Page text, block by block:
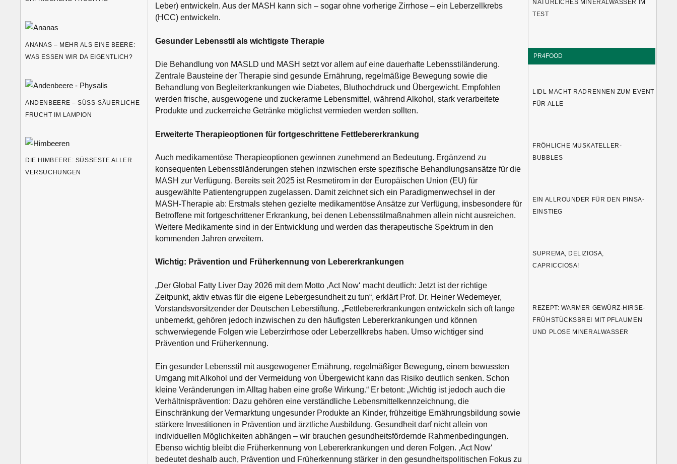
Leber) entwickeln. Aus der MASH kann sich – sogar ohne vorherige Zirrhose – ein Leberzellkrebs
(HCC) entwickeln.
Gesunder Lebensstil als wichtigste Therapie
Die Behandlung von MASLD und MASH setzt vor allem auf eine dauerhafte Lebensstiländerung.
Zentrale Bausteine der Therapie sind gesunde Ernährung, regelmäßige Bewegung sowie die
Behandlung von Begleiterkrankungen wie Diabetes, Bluthochdruck und Übergewicht. Empfohlen
werden frische, ausgewogene und zuckerarme Lebensmittel, während Alkohol, stark verarbeitete
Produkte und zuckerreiche Getränke möglichst vermieden werden sollten.
Erweiterte Therapieoptionen für fortgeschrittene Fettlebererkrankung
Auch medikamentöse Therapieoptionen gewinnen zunehmend an Bedeutung. Ergänzend zu
konsequenten Lebensstiländerungen stehen inzwischen erste spezifische Behandlungsansätze für die
MASH zur Verfügung. Bereits seit 2025 ist Resmetirom in der Europäischen Union (EU) für
ausgewählte Patientengruppen zugelassen. Damit zeichnet sich ein Paradigmenwechsel in der
MASH-Therapie ab: Erstmals stehen gezielte medikamentöse Ansätze zur Verfügung, insbesondere für
Betroffene mit fortgeschrittener Erkrankung, bei denen Lebensstilmaßnahmen allein nicht ausreichen.
Weitere Medikamente sind in der Entwicklung und werden das therapeutische Spektrum in den
kommenden Jahren erweitern.
Wichtig: Prävention und Früherkennung von Lebererkrankungen
„Der Global Fatty Liver Day 2026 mit dem Motto ‚Act Now‘ macht deutlich: Jetzt ist der richtige
Zeitpunkt, aktiv etwas für die eigene Lebergesundheit zu tun“, erklärt Prof. Dr. Heiner Wedemeyer,
Vorstandsvorsitzender der Deutschen Leberstiftung. „Fettlebererkrankungen entwickeln sich oft lange
unbemerkt, gehören jedoch inzwischen zu den häufigsten Lebererkrankungen und können
schwerwiegende Folgen wie Leberzirrhose oder Leberzellkrebs haben. Umso wichtiger sind
Prävention und Früherkennung.
Ein gesunder Lebensstil mit ausgewogener Ernährung, regelmäßiger Bewegung, einem bewussten
Umgang mit Alkohol und der Vermeidung von Übergewicht kann das Risiko deutlich senken. Schon
kleine Veränderungen im Alltag haben eine große Wirkung.“ Er betont: „Wichtig ist jedoch auch die
Verhältnisprävention: Dazu gehören eine verständliche Lebensmittelkennzeichnung, die
Einschränkung der Vermarktung ungesunder Produkte an Kinder, frühzeitige Ernährungsbildung sowie
stärkere Investitionen in Prävention und ärztliche Ausbildung. Gesundheit darf nicht allein von
individuellen Möglichkeiten abhängen – wir brauchen gesundheitsfördernde Rahmenbedingungen.
Ebenso wichtig bleibt die Früherkennung von Lebererkrankungen und deren Folgen. ‚Act Now‘
bedeutet deshalb auch, Prävention und Früherkennung stärker in den gesundheitspolitischen Fokus zu
ANANAS – MEHR ALS EINE BEERE:
WAS ESSEN WIR DA EIGENTLICH?
ANDENBEERE – SÜSS-SÄUERLICHE F
RUCHT IM LAMPION
DIE HIMBEERE: SÜSSESTE ALLER V
ERSUCHUNGEN
NATÜRLICHES MINERALWASSER IM
TEST
PR4FOOD
LIDL MACHT RADRENNEN ZUM EVENT
FÜR ALLE
FRÖHLICHE MUSKATELLER-
BUBBLES
EIN ALLROUNDER FÜR DEN PINSA-
EINSTIEG
SUPREMA, DELIZIOSA,
CAPRICCIOSA!
REZEPT: WARMER GEWÜRZ-HIRSE-
FRÜHSTÜCKSBREI MIT PFLAUMEN
UND PLOSE MINERALWASSER